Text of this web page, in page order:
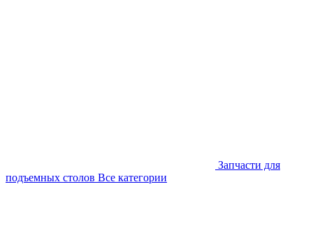
Запчасти для
подъемных столов Все категории